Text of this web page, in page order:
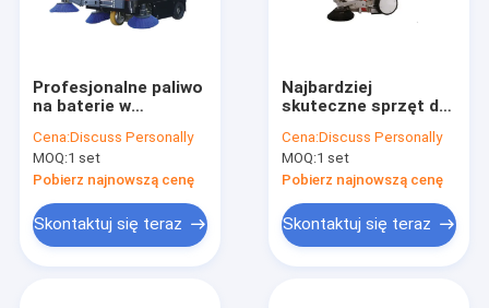
Profesjonalne paliwo
na baterie w
podłogowych do
czyszczenia na dużą
skalę
Cena:Discuss Personally
MOQ:1 set
Pobierz najnowszą cenę
Skontaktuj się teraz
Najbardziej
skuteczne sprzęt do
Cena:Discuss Personally
MOQ:1 set
Pobierz najnowszą cenę
Skontaktuj się teraz